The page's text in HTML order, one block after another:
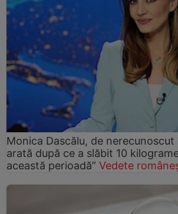
Monica Dascălu, de nerecunoscut
arată după ce a slăbit 10
această perioadă” Vedete